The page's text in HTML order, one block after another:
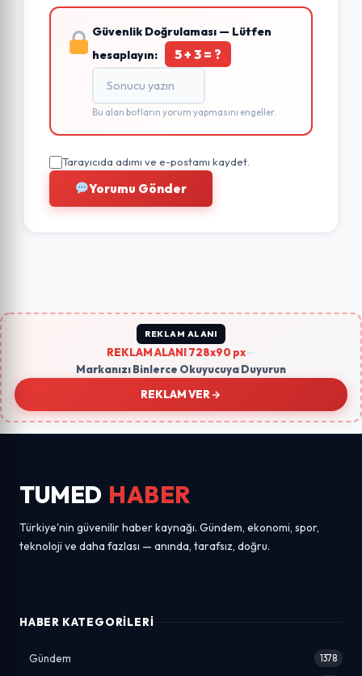
Güvenlik Doğrulaması — Lütfen
hesaplayın:
5 + 3 = ?
Bu alan botların yorum yapmasını engeller.
Tarayıcıda adımı ve e-postamı kaydet.
Yorumu Gönder
REKLAM ALANI
REKLAM ALANI 728x90 px
Markanızı Binlerce Okuyucuya Duyurun
REKLAM VER
TUMED HABER
Türkiye'nin güvenilir haber kaynağı. Gündem, ekonomi, spor,
teknoloji ve daha fazlası — anında, tarafsız, doğru.
HABER KATEGORILERI
Gündem 1378